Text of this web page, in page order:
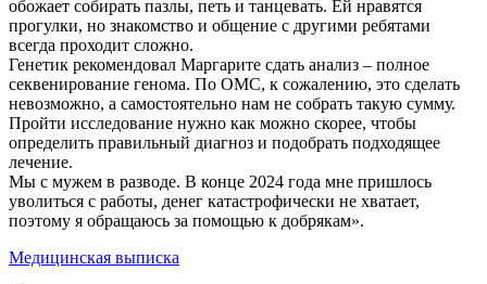
обожает собирать пазлы, петь и танцевать. Ей нравятся
прогулки, но знакомство и общение с другими ребятами
всегда проходит сложно.
Генетик рекомендовал Маргарите сдать анализ – полное
секвенирование генома. По ОМС, к сожалению, это сделать
невозможно, а самостоятельно нам не собрать такую сумму.
Пройти исследование нужно как можно скорее, чтобы
определить правильный диагноз и подобрать подходящее
лечение.
Мы с мужем в разводе. В конце 2024 года мне пришлось
уволиться с работы, денег катастрофически не хватает,
поэтому я обращаюсь за помощью к добрякам».
Медицинская выписка